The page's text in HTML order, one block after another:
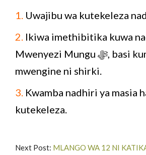
1. Uwajibu wa kutekeleza
2. Ikiwa imethibitika kuwa
Mwenyezi Mungu ﷻ, basi kumfanyia
mwengine ni shirki.
3. Kwamba nadhiri ya masia
kutekeleza.
Next Post: MLANGO WA 12 NI